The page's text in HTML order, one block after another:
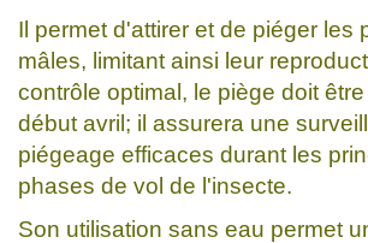
Il permet d'attirer et de piéger les
mâles, limitant ainsi leur
contrôle optimal, le piège doit
début avril; il assurera une
piégeage efficaces durant les
phases de vol de l'insecte.
Son utilisation sans eau permet